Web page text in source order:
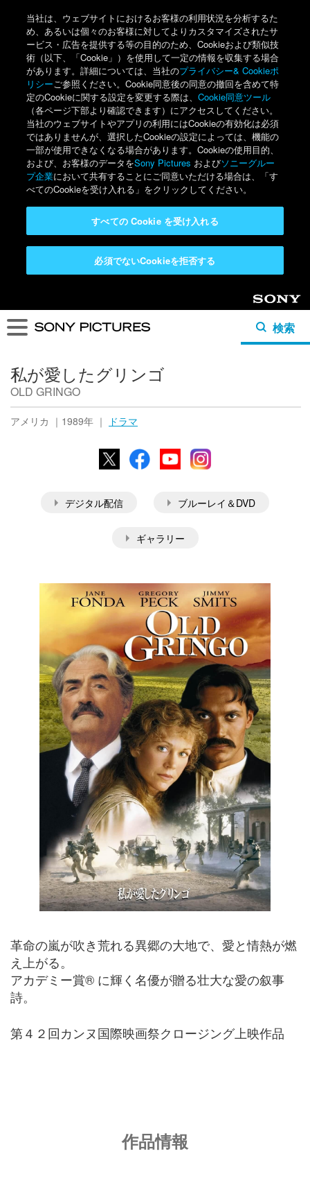
当社は、ウェブサイトにおけるお客様の利用状況を分析するた
め、あるいは個々のお客様に対してよりカスタマイズされたサ
ービス・広告を提供する等の目的のため、Cookieおよび類似技
術（以下、「Cookie」）を使用して一定の情報を収集する場合
があります。詳細については、当社のプライバシー& Cookieポ
リシーご参照ください。Cookie同意後の同意の撤回を含めて特
定のCookieに関する設定を変更する際は、Cookie同意ツール
（各ページ下部より確認できます）にアクセスしてください。
当社のウェブサイトやアプリの利用にはCookieの有効化は必須
ではありませんが、選択したCookieの設定によっては、機能の
一部が使用できなくなる場合があります。Cookieの使用目的、
および、お客様のデータをSony Pictures およびソニーグルー
プ企業において共有することにご同意いただける場合は、「す
べてのCookieを受け入れる」をクリックしてください。
必須でないCookieを拒否する
すべての Cookie を受け入れる
Sony
検索
私が愛したグリンゴ
OLD GRINGO
アメリカ ｜1989年 ｜ ドラマ
X FacebookYouTubeInstagram
デジタル配信 ブルーレイ＆DVD
ギャラリー
革命の嵐が吹き荒れる異郷の大地で、愛と情熱が燃
え上がる。
アカデミー賞® に輝く名優が贈る壮大な愛の叙事
詩。
第４２回カンヌ国際映画祭クロージング上映作品
作品情報